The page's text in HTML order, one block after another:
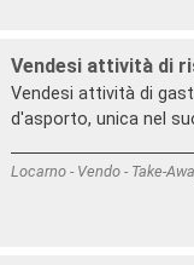
Vendesi attività di
Vendesi attività di
d'asporto, unica nel
Locarno - Vendo - Take-